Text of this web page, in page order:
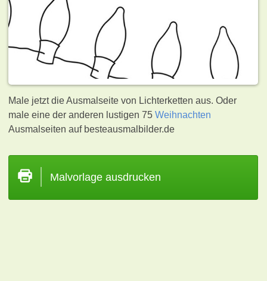
Male jetzt die Ausmalseite von Lichterketten aus. Oder
male eine der anderen lustigen 75Weihnachten
Ausmalseiten auf besteausmalbilder.de
Malvorlage ausdrucken